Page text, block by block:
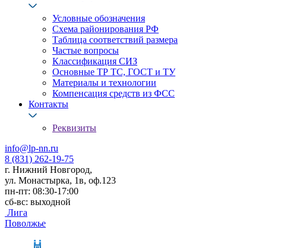
Условные обозначения
Схема районирования РФ
Таблица соответствий размера
Частые вопросы
Классификация СИЗ
Основные ТР ТС, ГОСТ и ТУ
Материалы и технологии
Компенсация средств из ФСС
Контакты
Реквизиты
info@lp-nn.ru
8 (831) 262-19-75
г. Нижний Новгород,
ул. Монастырка, 1в, оф.123
пн-пт: 08:30-17:00
сб-вс: выходной
Лига
Поволжье